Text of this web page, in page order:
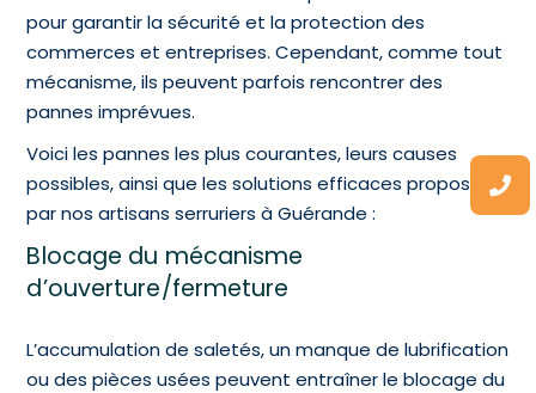
pour garantir la sécurité et la protection des
commerces et entreprises. Cependant, comme tout
mécanisme, ils peuvent parfois rencontrer des
pannes imprévues.
Voici les pannes les plus courantes, leurs causes
possibles, ainsi que les solutions efficaces proposées
par nos artisans serruriers à Guérande :
Blocage du mécanisme
d’ouverture/fermeture
L’accumulation de saletés, un manque de lubrification
ou des pièces usées peuvent entraîner le blocage du